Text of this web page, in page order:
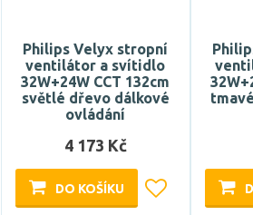
Philips Velyx stropní
ventilátor a svítidlo
32W+24W CCT 132cm
světlé dřevo dálkové
ovládání
4 173 Kč
DO KOŠÍKU